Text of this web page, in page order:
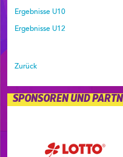
Ergebnisse U10
Ergebnisse U12
Zurück
SPONSOREN UND